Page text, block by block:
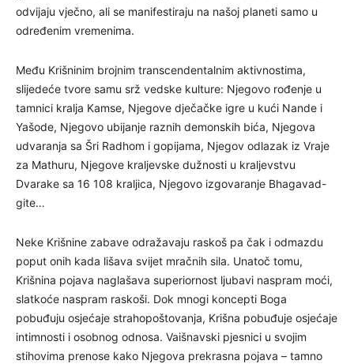
odvijaju vječno, ali se manifestiraju na našoj planeti samo u
određenim vremenima.
Među Krišninim brojnim transcendentalnim aktivnostima,
slijedeće tvore samu srž vedske kulture: Njegovo rođenje u
tamnici kralja Kamse, Njegove dječačke igre u kući Nande i
Yašode, Njegovo ubijanje raznih demonskih bića, Njegova
udvaranja sa Šri Radhom i gopijama, Njegov odlazak iz Vraje
za Mathuru, Njegove kraljevske dužnosti u kraljevstvu
Dvarake sa 16 108 kraljica, Njegovo izgovaranje Bhagavad-
gite…
Neke Krišnine zabave odražavaju raskoš pa čak i odmazdu
poput onih kada lišava svijet mračnih sila. Unatoč tomu,
Krišnina pojava naglašava superiornost ljubavi naspram moći,
slatkoće naspram raskoši. Dok mnogi koncepti Boga
pobuđuju osjećaje strahopoštovanja, Krišna pobuđuje osjećaje
intimnosti i osobnog odnosa. Vaišnavski pjesnici u svojim
stihovima prenose kako Njegova prekrasna pojava – tamno